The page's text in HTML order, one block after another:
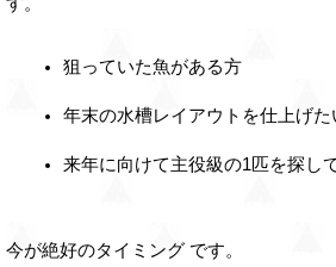
狙っていた魚がある方
年末の水槽レイアウトを仕上げた
来年に向けて主役級の1匹を探し
今が絶好のタイミング です。